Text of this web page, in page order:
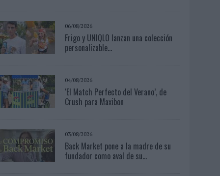
06/08/2026
Frigo y UNIQLO lanzan una colección
personalizable...
04/08/2026
‘El Match Perfecto del Verano’, de
Crush para Maxibon
03/08/2026
Back Market pone a la madre de su
fundador como aval de su...